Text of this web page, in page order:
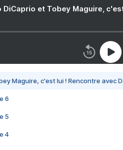
DiCaprio et Tobey Maguire,
Maguire, c'est lui ! Rencontre avec
6
5
4